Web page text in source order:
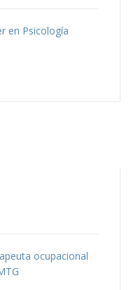
en Psicología
ocupacional